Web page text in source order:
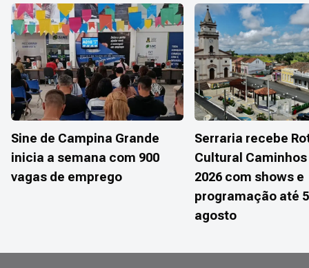
Sine de Campina Grande
inicia a semana com 900
vagas de emprego
Serraria recebe
Cultural Caminhos
2026 com shows e
programação até
agosto